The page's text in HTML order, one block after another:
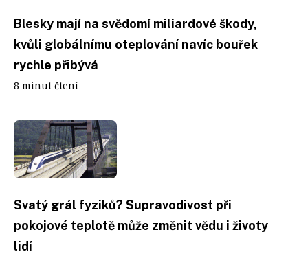
Blesky mají na svědomí miliardové škody,
kvůli globálnímu oteplování navíc bouřek
rychle přibývá
8 minut čtení
Svatý grál fyziků? Supravodivost při
pokojové teplotě může změnit vědu i životy
lidí